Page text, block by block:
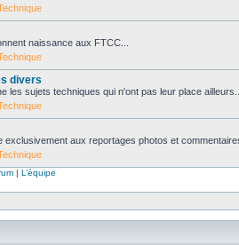
naissance aux FTCC...
divers
les sujets techniques qui n'ont pas leur place
exclusivement aux reportages photos et
| L’équipe